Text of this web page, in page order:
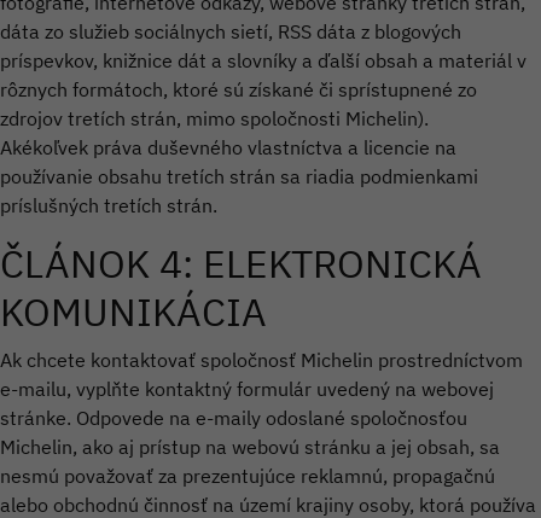
dáta zo služieb sociálnych sietí, RSS dáta z blogových
príspevkov, knižnice dát a slovníky a ďalší obsah a materiál v
rôznych formátoch, ktoré sú získané či sprístupnené zo
zdrojov tretích strán, mimo spoločnosti Michelin).
Akékoľvek práva duševného vlastníctva a licencie na
používanie obsahu tretích strán sa riadia podmienkami
príslušných tretích strán.
ČLÁNOK 4: ELEKTRONICKÁ
KOMUNIKÁCIA
Ak chcete kontaktovať spoločnosť Michelin prostredníctvom
e-mailu, vyplňte kontaktný formulár uvedený na webovej
stránke. Odpovede na e-maily odoslané spoločnosťou
Michelin, ako aj prístup na webovú stránku a jej obsah, sa
nesmú považovať za prezentujúce reklamnú, propagačnú
alebo obchodnú činnosť na území krajiny osoby, ktorá používa